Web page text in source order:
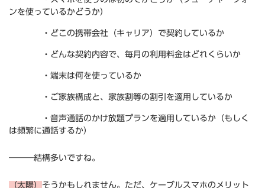
ンを使っているかどうか）
・どこの携帯会社（キャリア）で契約しているか
・どんな契約内容で、毎月の利用料金はどれくらいか
・端末は何を使っているか
・ご家族構成と、家族割等の割引を適用しているか
・音声通話のかけ放題プランを適用しているか（もしく
は頻繁に通話するか）
―――結構多いですね。
（太陽） そうかもしれません。ただ、ケーブルスマホのメリット